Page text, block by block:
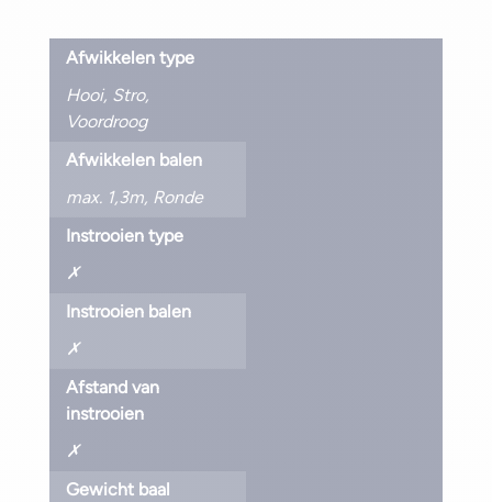
Afwikkelen type
Hooi, Stro,
Voordroog
Afwikkelen balen
max. 1,3m, Ronde
Instrooien type
✗
Instrooien balen
✗
Afstand van
instrooien
✗
Gewicht baal